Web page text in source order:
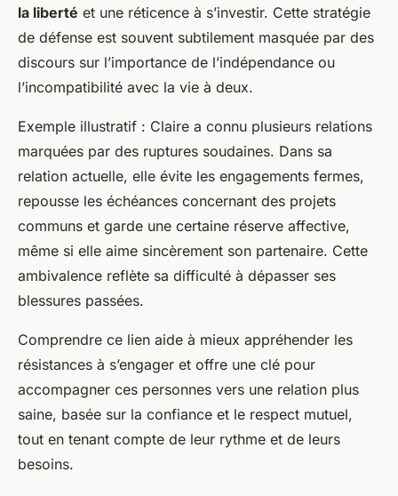
la liberté et une réticence à s’investir. Cette stratégie
de défense est souvent subtilement masquée par des
discours sur l’importance de l’indépendance ou
l’incompatibilité avec la vie à deux.
Exemple illustratif : Claire a connu plusieurs relations
marquées par des ruptures soudaines. Dans sa
relation actuelle, elle évite les engagements fermes,
repousse les échéances concernant des projets
communs et garde une certaine réserve affective,
même si elle aime sincèrement son partenaire. Cette
ambivalence reflète sa difficulté à dépasser ses
blessures passées.
Comprendre ce lien aide à mieux appréhender les
résistances à s’engager et offre une clé pour
accompagner ces personnes vers une relation plus
saine, basée sur la confiance et le respect mutuel,
tout en tenant compte de leur rythme et de leurs
besoins.